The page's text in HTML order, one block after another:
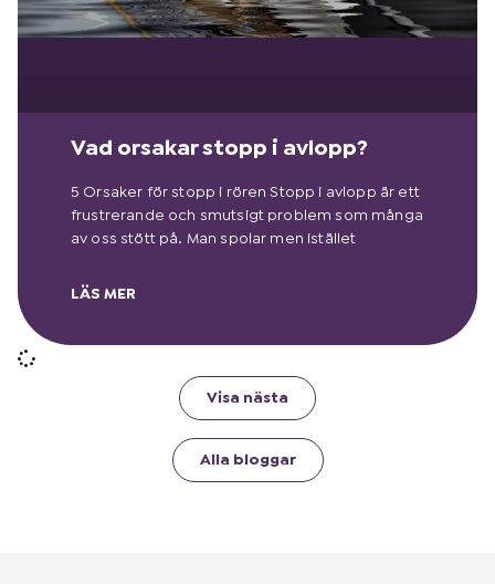
Vad orsakar stopp i avlopp?
5 Orsaker för stopp i rören Stopp i avlopp är ett
frustrerande och smutsigt problem som många
av oss stött på. Man spolar men istället
LÄS MER
Visa nästa
Alla bloggar